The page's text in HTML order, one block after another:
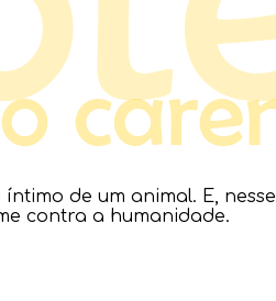
de um animal. E, nesse
contra a humanidade.